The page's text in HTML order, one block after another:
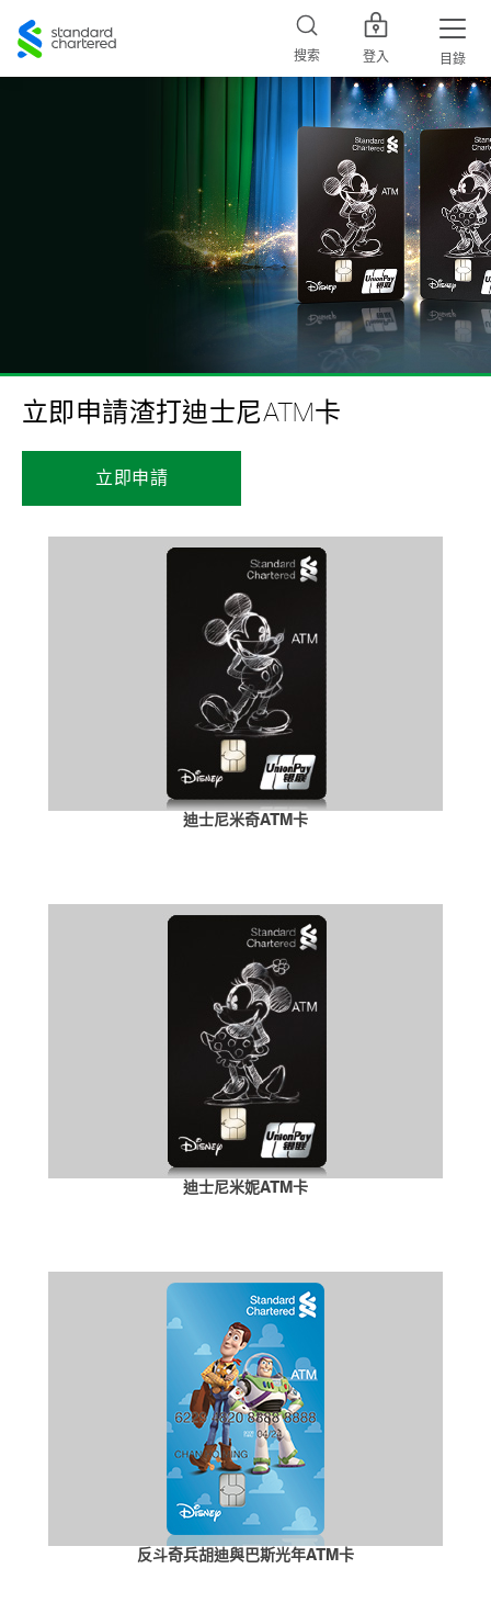
Standard
Chartered
搜索 登入 目錄
立即申請渣打迪士尼ATM卡
立即申請
迪士尼米奇ATM卡
迪士尼米妮ATM卡
反斗奇兵胡迪與巴斯光年ATM卡